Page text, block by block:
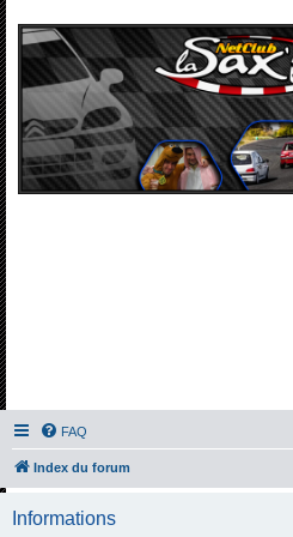
FAQ
Index du forum
Informations